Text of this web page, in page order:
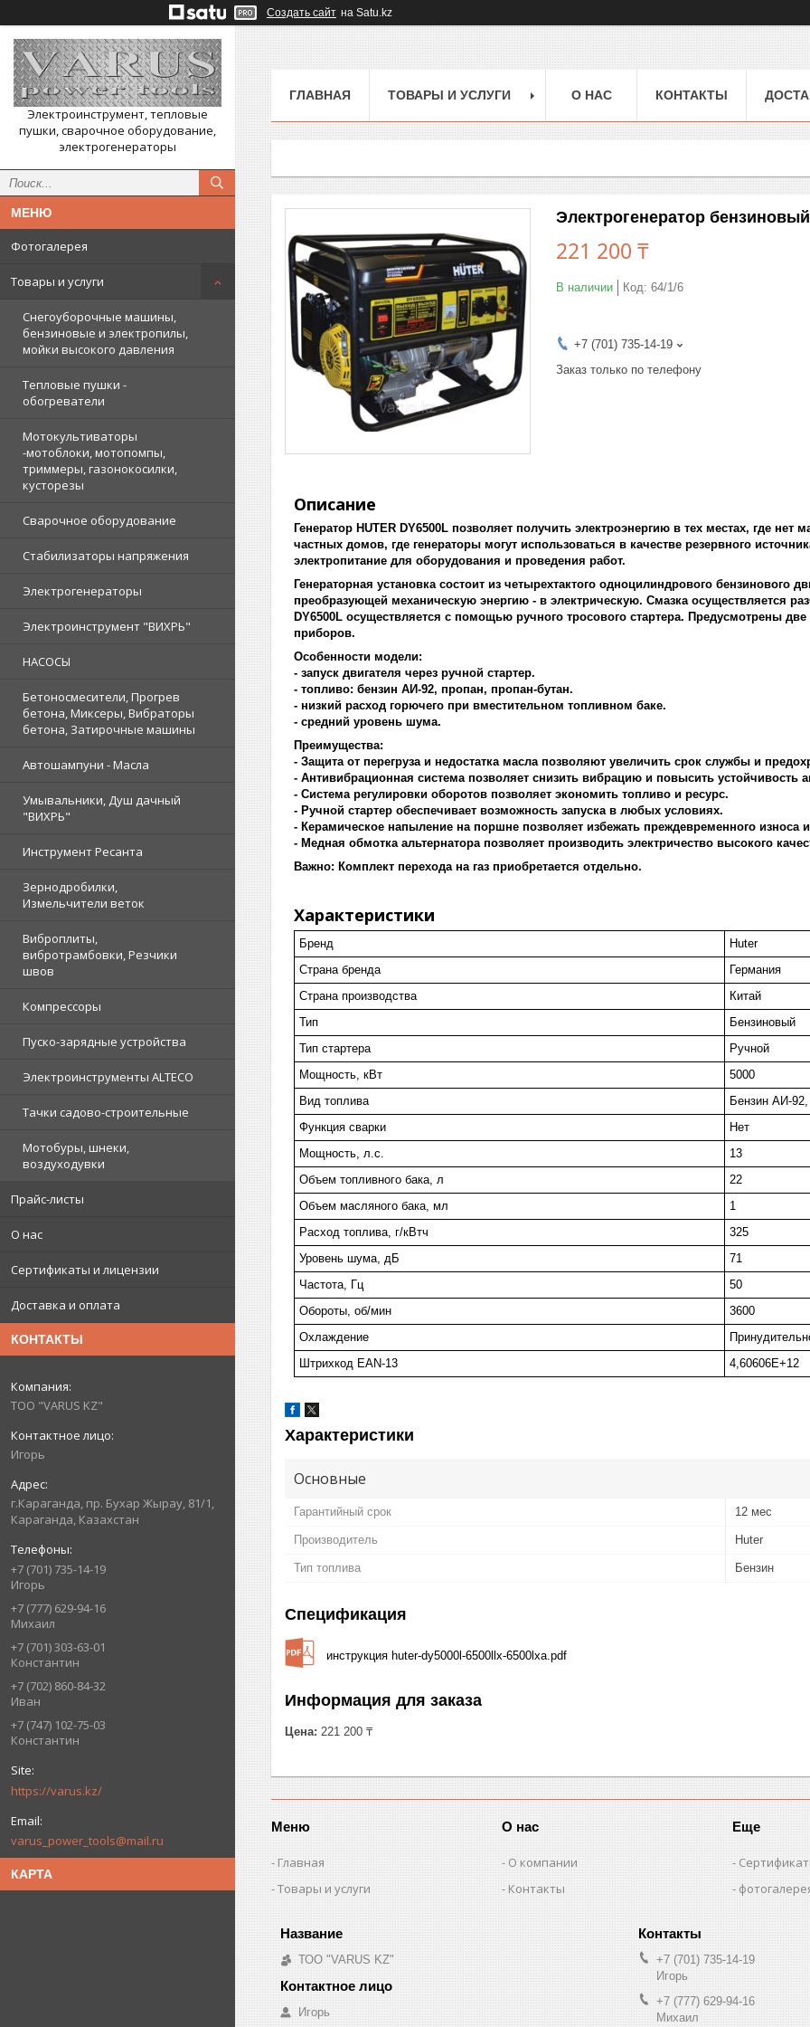
Создать сайт на Satu.kz
Электроинструмент, тепловые
пушки, сварочное оборудование,
электрогенераторы
Фотогалерея
Товары и услуги
Снегоуборочные машины,
бензиновые и электропилы,
мойки высокого давления
Тепловые пушки -
обогреватели
Мотокультиваторы
-мотоблоки, мотопомпы,
триммеры, газонокосилки,
кусторезы
Сварочное оборудование
Стабилизаторы напряжения
Электрогенераторы
Электроинструмент "ВИХРЬ"
НАСОСЫ
Бетоносмесители, Прогрев
бетона, Миксеры, Вибраторы
бетона, Затирочные машины
Автошампуни - Масла
Умывальники, Душ дачный
"ВИХРЬ"
Инструмент Ресанта
Зернодробилки,
Измельчители веток
Виброплиты,
вибротрамбовки, Резчики
швов
Компрессоры
Пуско-зарядные устройства
Электроинструменты ALTECO
Тачки садово-строительные
Мотобуры, шнеки,
воздуходувки
Прайс-листы
О нас
Сертификаты и лицензии
Доставка и оплата
КОНТАКТЫ
ТОО "VARUS KZ"
Игорь
г.Караганда, пр. Бухар Жырау, 81/1,
Караганда, Казахстан
+7 (701) 735-14-19
Игорь
+7 (777) 629-94-16
Михаил
+7 (701) 303-63-01
Константин
+7 (702) 860-84-32
Иван
+7 (747) 102-75-03
Константин
https://varus.kz/
varus_power_tools@mail.ru
КАРТА
ГЛАВНАЯ ТОВАРЫ И УСЛУГИ О НАС КОНТАКТЫ
Электрогенератор
221 200 ₸
В наличии Код: 64/1/6
+7 (701) 735-14-19
Заказ только по телефону
Описание
Генератор HUTER DY6500L позволяет получить электроэнергию в тех местах, где нет
частных домов, где генераторы могут использоваться в качестве резервного
электропитание для оборудования и проведения работ.
Генераторная установка состоит из четырехтактого одноцилиндрового бензинового
преобразующей механическую энергию - в электрическую. Смазка осуществляется
DY6500L осуществляется с помощью ручного тросового стартера. Предусмотрены
приборов.
Особенности модели:
- запуск двигателя через ручной стартер.
- топливо: бензин АИ-92, пропан, пропан-бутан.
- низкий расход горючего при вместительном топливном баке.
- средний уровень шума.
Преимущества:
- Защита от перегруза и недостатка масла позволяют увеличить срок службы и
- Антивибрационная система позволяет снизить вибрацию и повысить устойчивость
- Система регулировки оборотов позволяет экономить топливо и ресурс.
- Ручной стартер обеспечивает возможность запуска в любых условиях.
- Керамическое напыление на поршне позволяет избежать преждевременного износа
- Медная обмотка альтернатора позволяет производить электричество высокого
Важно: Комплект перехода на газ приобретается отдельно.
Характеристики
Бренд
Huter
Страна бренда
Германия
Страна производства
Китай
Тип
Бензиновый
Тип стартера
Ручной
Мощность, кВт
5000
Вид топлива
Бензин АИ-
Функция сварки
Нет
Мощность, л.с.
13
Объем топливного бака, л
22
Объем масляного бака, мл
1
Расход топлива, г/кВтч
325
Уровень шума, дБ
71
Частота, Гц
50
Обороты, об/мин
3600
Охлаждение
Штрихкод EAN-13
4,60606E+12
Характеристики
Основные
Гарантийный срок 12 мес
Производитель Huter
Тип топлива Бензин
Спецификация
инструкция huter-dy5000l-6500llx-6500lxa.pdf
Информация для заказа
Цена: 221 200 ₸
Меню
Главная
Товары и услуги
О нас
О компании
Контакты
Еще
ТОО "VARUS KZ"
Игорь
+7 (701) 735-14-19
Игорь
+7 (777) 629-94-16
Михаил